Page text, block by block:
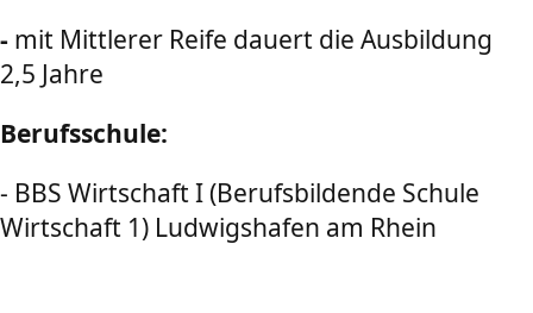
- mit Mittlerer Reife dauert die Ausbildung
2,5 Jahre
Berufsschule:
- BBS Wirtschaft I (Berufsbildende Schule
Wirtschaft 1) Ludwigshafen am Rhein